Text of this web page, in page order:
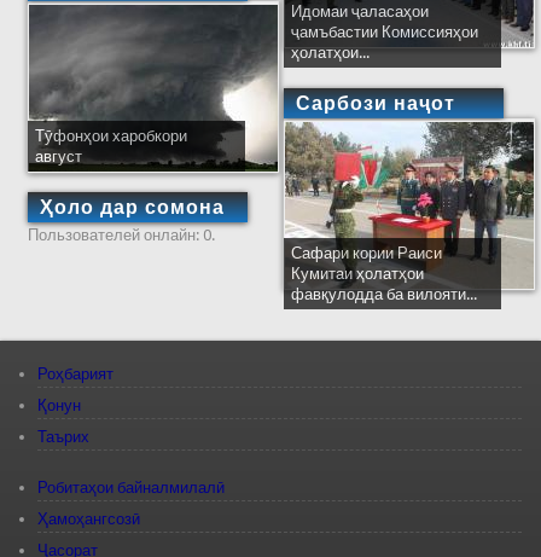
Тӯфонҳои харобкори
август
Ҳоло дар сомона
Пользователей онлайн: 0.
Идомаи ҷаласаҳои
ҷамъбастии Комиссияҳои
ҳолатҳои...
Сарбози наҷот
Сафари кории Раиси
Кумитаи ҳолатҳои
фавқулодда ба вилояти...
Роҳбарият
Қонун
Таърих
Робитаҳои байналмилалӣ
Ҳамоҳангсозӣ
Ҷасорат